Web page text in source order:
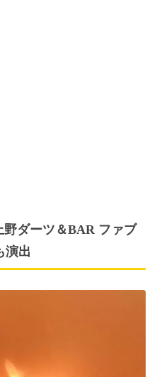
ダーツ＆BAR ファブ
演出